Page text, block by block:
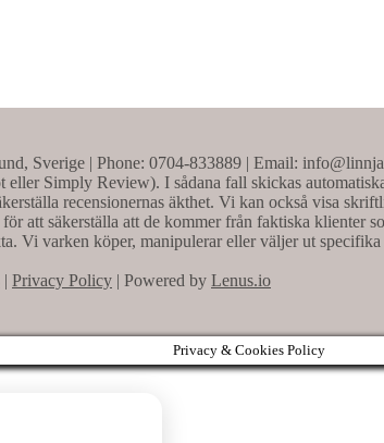
Sverige | Phone: 0704-833889 | Email:
Simply Review). I sådana fall skickas
recensionernas äkthet. Vi kan också visa
att säkerställa att de kommer från faktiska klienter
Vi varken köper, manipulerar eller väljer ut
| Privacy Policy | Powered by Lenus.io
Privacy & Cookies Policy